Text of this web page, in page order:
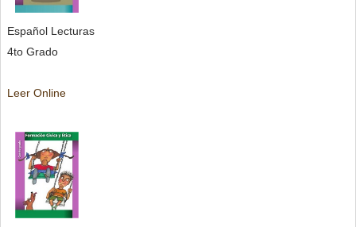
Español Lecturas
4to Grado
Leer Online